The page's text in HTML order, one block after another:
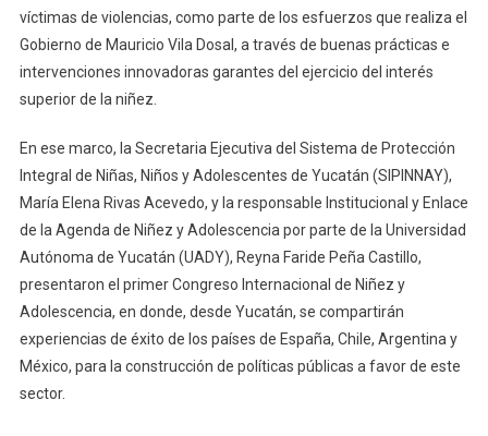
Adolescentes
Víctimas
Violencias
víctimas de violencias, como parte de los esfuerzos que realiza el
Gobierno de Mauricio Vila Dosal, a través de buenas prácticas e
intervenciones innovadoras garantes del ejercicio del interés
superior de la niñez.
En ese marco, la Secretaria Ejecutiva del Sistema de Protección
Integral de Niñas, Niños y Adolescentes de Yucatán (SIPINNAY),
María Elena Rivas Acevedo, y la responsable Institucional y Enlace
de la Agenda de Niñez y Adolescencia por parte de la Universidad
Autónoma de Yucatán (UADY), Reyna Faride Peña Castillo,
presentaron el primer Congreso Internacional de Niñez y
Adolescencia, en donde, desde Yucatán, se compartirán
experiencias de éxito de los países de España, Chile, Argentina y
México, para la construcción de políticas públicas a favor de este
sector.